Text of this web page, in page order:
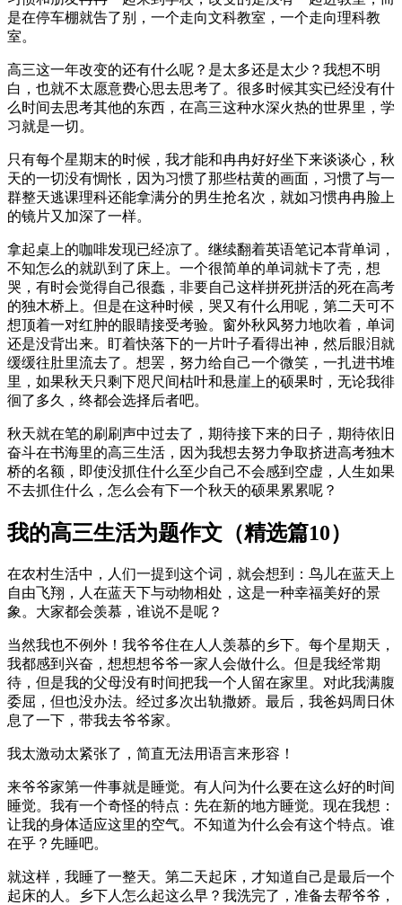
是在停车棚就告了别，一个走向文科教室，一个走向理科教
室。
高三这一年改变的还有什么呢？是太多还是太少？我想不明
白，也就不太愿意费心思去思考了。很多时候其实已经没有什
么时间去思考其他的东西，在高三这种水深火热的世界里，学
习就是一切。
只有每个星期末的时候，我才能和冉冉好好坐下来谈谈心，秋
天的一切没有惆怅，因为习惯了那些枯黄的画面，习惯了与一
群整天逃课理科还能拿满分的男生抢名次，就如习惯冉冉脸上
的镜片又加深了一样。
拿起桌上的咖啡发现已经凉了。继续翻着英语笔记本背单词，
不知怎么的就趴到了床上。一个很简单的单词就卡了壳，想
哭，有时会觉得自己很蠢，非要自己这样拼死拼活的死在高考
的独木桥上。但是在这种时候，哭又有什么用呢，第二天可不
想顶着一对红肿的眼睛接受考验。窗外秋风努力地吹着，单词
还是没背出来。盯着快落下的一片叶子看得出神，然后眼泪就
缓缓往肚里流去了。想罢，努力给自己一个微笑，一扎进书堆
里，如果秋天只剩下咫尺间枯叶和悬崖上的硕果时，无论我徘
徊了多久，终都会选择后者吧。
秋天就在笔的刷刷声中过去了，期待接下来的日子，期待依旧
奋斗在书海里的高三生活，因为我想去努力争取挤进高考独木
桥的名额，即使没抓住什么至少自己不会感到空虚，人生如果
不去抓住什么，怎么会有下一个秋天的硕果累累呢？
我的高三生活为题作文（精选篇10）
在农村生活中，人们一提到这个词，就会想到：鸟儿在蓝天上
自由飞翔，人在蓝天下与动物相处，这是一种幸福美好的景
象。大家都会羡慕，谁说不是呢？
当然我也不例外！我爷爷住在人人羡慕的乡下。每个星期天，
我都感到兴奋，想想想爷爷一家人会做什么。但是我经常期
待，但是我的父母没有时间把我一个人留在家里。对此我满腹
委屈，但也没办法。经过多次出轨撒娇。最后，我爸妈周日休
息了一下，带我去爷爷家。
我太激动太紧张了，简直无法用语言来形容！
来爷爷家第一件事就是睡觉。有人问为什么要在这么好的时间
睡觉。我有一个奇怪的特点：先在新的地方睡觉。现在我想：
让我的身体适应这里的空气。不知道为什么会有这个特点。谁
在乎？先睡吧。
就这样，我睡了一整天。第二天起床，才知道自己是最后一个
起床的人。乡下人怎么起这么早？我洗完了，准备去帮爷爷，